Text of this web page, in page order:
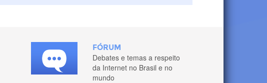
FÓRUM
Debates e temas a respeito
da Internet no Brasil e no
mundo